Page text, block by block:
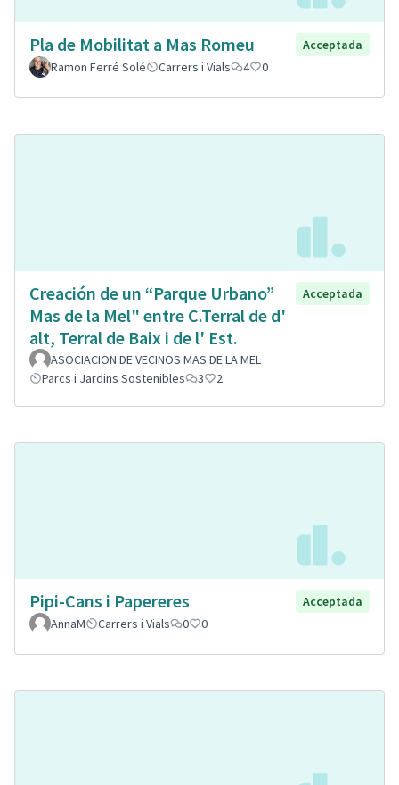
Pla de Mobilitat a Mas Romeu
Acceptada
Ramon Ferré Solé
Carrers i Vials 4 0
Creación de un “Parque Urbano”
Mas de la Mel" entre C.Terral de d'
alt, Terral de Baix i de l' Est.
Acceptada
ASOCIACION DE VECINOS MAS DE LA MEL
Parcs i Jardins Sostenibles
3 2
Pipi-Cans i Papereres
Acceptada
AnnaM
Carrers i Vials 0 0